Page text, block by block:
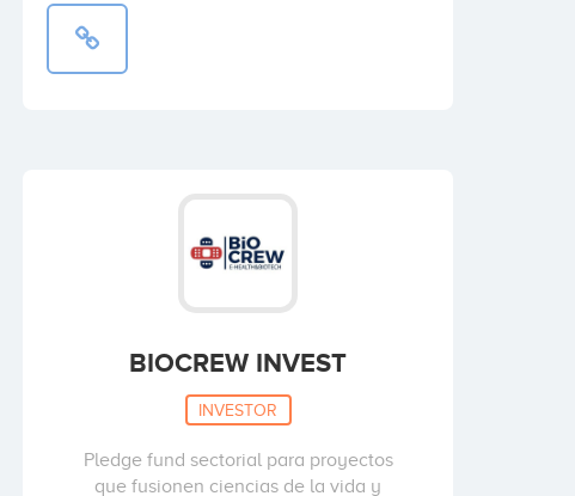
BIOCREW INVEST
INVESTOR
Pledge fund sectorial para proyectos
que fusionen ciencias de la vida y